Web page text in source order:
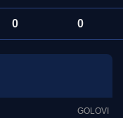
0 0
GOLOVI